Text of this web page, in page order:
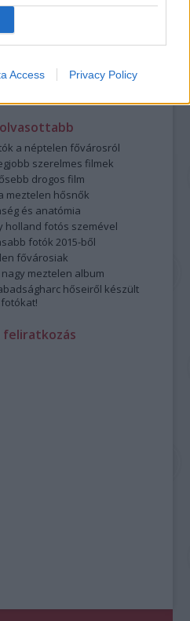
Access Privacy Policy
a néptelen fővárosról
szerelmes filmek
drogos film
meztelen hősnők
és anatómia
holland fotós szemével
fotók 2015-ből
fővárosiak
meztelen album
hőseiről készült
fotókat!
feliratkozás